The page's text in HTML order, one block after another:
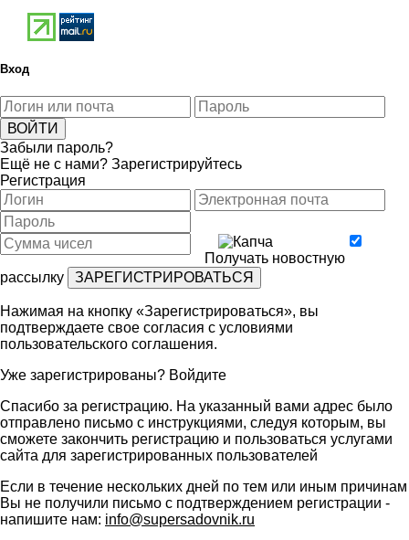
Вход
Забыли пароль?
Ещё не с нами? Зарегистрируйтесь
Регистрация
Получать новостную
рассылку
Нажимая на кнопку «Зарегистрироваться», вы
подтверждаете свое согласия с условиями
пользовательского соглашения.
Уже зарегистрированы? Войдите
Спасибо за регистрацию. На указанный вами адрес было
отправлено письмо с инструкциями, следуя которым, вы
сможете закончить регистрацию и пользоваться услугами
сайта для зарегистрированных пользователей
Если в течение нескольких дней по тем или иным причинам
Вы не получили письмо с подтверждением регистрации -
напишите нам: info@supersadovnik.ru